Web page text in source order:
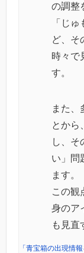
の調整
「じ
ど、そ
時々で
す。
また、
とから
し、そ
い」問
ます。
この観
身のア
も見直
「青宝箱の出現情